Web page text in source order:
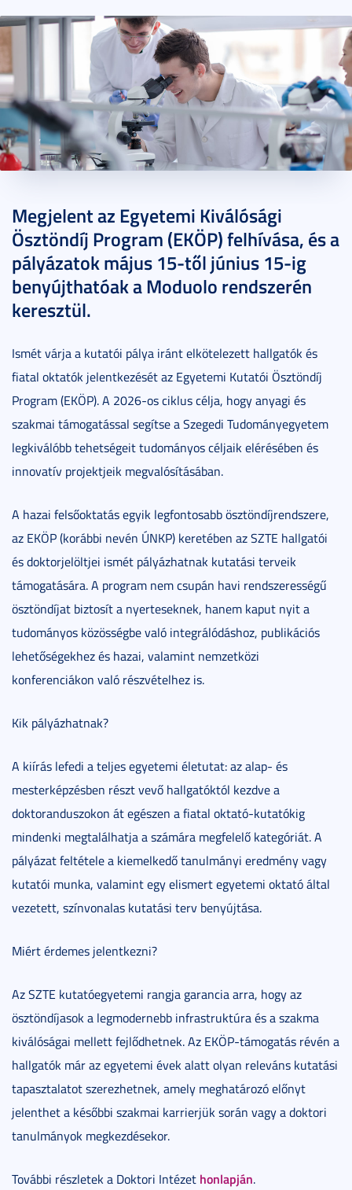
Megjelent az Egyetemi Kiválósági
Ösztöndíj Program (EKÖP) felhívása, és a
pályázatok május 15-től június 15-ig
benyújthatóak a Moduolo rendszerén
keresztül.
Ismét várja a kutatói pálya iránt elkötelezett hallgatók és
fiatal oktatók jelentkezését az Egyetemi Kutatói Ösztöndíj
Program (EKÖP). A 2026-os ciklus célja, hogy anyagi és
szakmai támogatással segítse a Szegedi Tudományegyetem
legkiválóbb tehetségeit tudományos céljaik elérésében és
innovatív projektjeik megvalósításában.
A hazai felsőoktatás egyik legfontosabb ösztöndíjrendszere,
az EKÖP (korábbi nevén ÚNKP) keretében az SZTE hallgatói
és doktorjelöltjei ismét pályázhatnak kutatási terveik
támogatására. A program nem csupán havi rendszerességű
ösztöndíjat biztosít a nyerteseknek, hanem kaput nyit a
tudományos közösségbe való integrálódáshoz, publikációs
lehetőségekhez és hazai, valamint nemzetközi
konferenciákon való részvételhez is.
Kik pályázhatnak?
A kiírás lefedi a teljes egyetemi életutat: az alap- és
mesterképzésben részt vevő hallgatóktól kezdve a
doktoranduszokon át egészen a fiatal oktató-kutatókig
mindenki megtalálhatja a számára megfelelő kategóriát. A
pályázat feltétele a kiemelkedő tanulmányi eredmény vagy
kutatói munka, valamint egy elismert egyetemi oktató által
vezetett, színvonalas kutatási terv benyújtása.
Miért érdemes jelentkezni?
Az SZTE kutatóegyetemi rangja garancia arra, hogy az
ösztöndíjasok a legmodernebb infrastruktúra és a szakma
kiválóságai mellett fejlődhetnek. Az EKÖP-támogatás révén a
hallgatók már az egyetemi évek alatt olyan releváns kutatási
tapasztalatot szerezhetnek, amely meghatározó előnyt
jelenthet a későbbi szakmai karrierjük során vagy a doktori
tanulmányok megkezdésekor.
További részletek a Doktori Intézet honlapján.